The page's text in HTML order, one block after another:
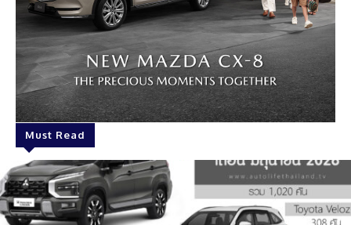
Must Read